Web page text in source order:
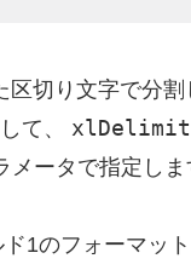
切り文字で分
て、
メータで指定しま
1のフォーマッ